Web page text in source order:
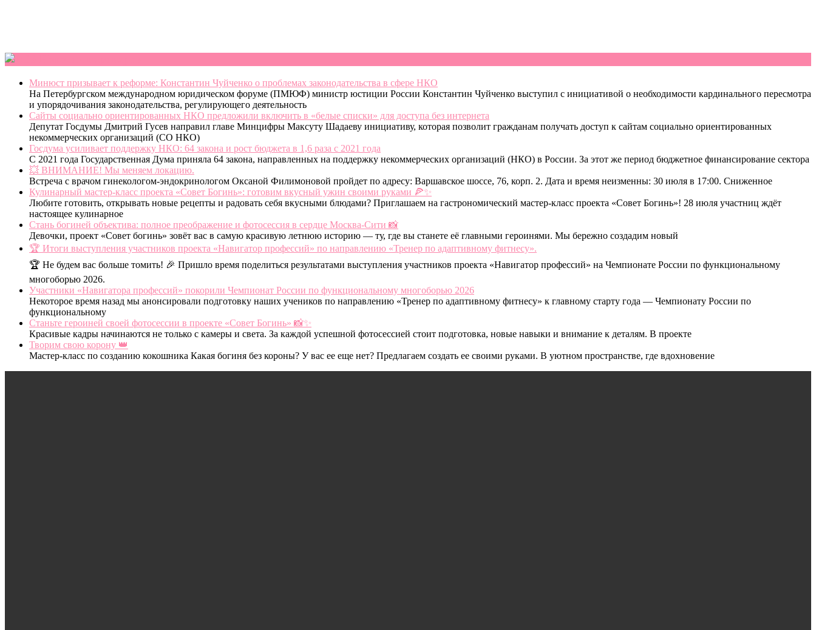
Минюст призывает к реформе: Константин Чуйченко о проблемах законодательства в сфере НКО
На Петербургском международном юридическом форуме (ПМЮФ) министр юстиции России Константин Чуйченко выступил с инициативой о необходимости кардинального пересмотра
и упорядочивания законодательства, регулирующего деятельность
Сайты социально ориентированных НКО предложили включить в «белые списки» для доступа без интернета
Депутат Госдумы Дмитрий Гусев направил главе Минцифры Максуту Шадаеву инициативу, которая позволит гражданам получать доступ к сайтам социально ориентированных
некоммерческих организаций (СО НКО)
Госдума усиливает поддержку НКО: 64 закона и рост бюджета в 1,6 раза с 2021 года
С 2021 года Государственная Дума приняла 64 закона, направленных на поддержку некоммерческих организаций (НКО) в России. За этот же период бюджетное финансирование сектора
💥 ВНИМАНИЕ! Мы меняем локацию.
Встреча с врачом гинекологом-эндокринологом Оксаной Филимоновой пройдет по адресу: Варшавское шоссе, 76, корп. 2. Дата и время неизменны: 30 июля в 17:00. Сниженное
Кулинарный мастер-класс проекта «Совет Богинь»: готовим вкусный ужин своими руками 🍕✨
Любите готовить, открывать новые рецепты и радовать себя вкусными блюдами? Приглашаем на гастрономический мастер-класс проекта «Совет Богинь»! 28 июля участниц ждёт
настоящее кулинарное
Стань богиней объектива: полное преображение и фотосессия в сердце Москва-Сити 📸
Девочки, проект «Совет богинь» зовёт вас в самую красивую летнюю историю — ту, где вы станете её главными героинями. Мы бережно создадим новый
🏆 Итоги выступления участников проекта «Навигатор профессий» по направлению «Тренер по адаптивному фитнесу».
🏆 Не будем вас больше томить! 🎉 Пришло время поделиться результатами выступления участников проекта «Навигатор профессий» на Чемпионате России по функциональному
многоборью 2026.
Участники «Навигатора профессий» покорили Чемпионат России по функциональному многоборью 2026
Некоторое время назад мы анонсировали подготовку наших учеников по направлению «Тренер по адаптивному фитнесу» к главному старту года — Чемпионату России по
функциональному
Станьте героиней своей фотосессии в проекте «Совет Богинь» 📸✨
Красивые кадры начинаются не только с камеры и света. За каждой успешной фотосессией стоит подготовка, новые навыки и внимание к деталям. В проекте
Творим свою корону 👑
Мастер-класс по созданию кокошника Какая богиня без короны? У вас ее еще нет? Предлагаем создать ее своими руками. В уютном пространстве, где вдохновение